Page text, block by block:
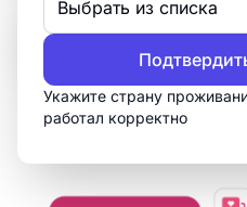
Выбрать из списка
Укажите страну
работал корректноСоздать мой